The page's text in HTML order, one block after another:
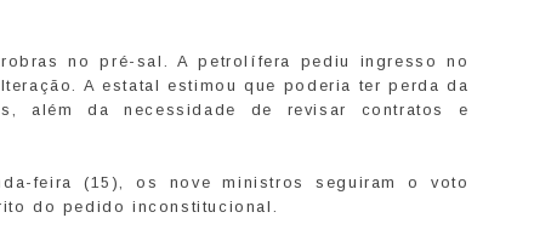
no pré-sal. A petrolífera pediu ingresso no
A estatal estimou que poderia ter perda da
além da necessidade de revisar contratos e
feira (15), os nove ministros seguiram o voto
do pedido inconstitucional.